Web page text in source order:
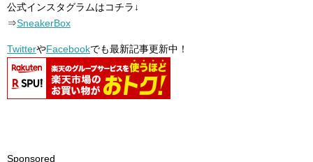
公式インスタグラムはコチラ↓
⇒SneakerBox
TwitterやFacebookでも最新記事更新中！
Sponsored